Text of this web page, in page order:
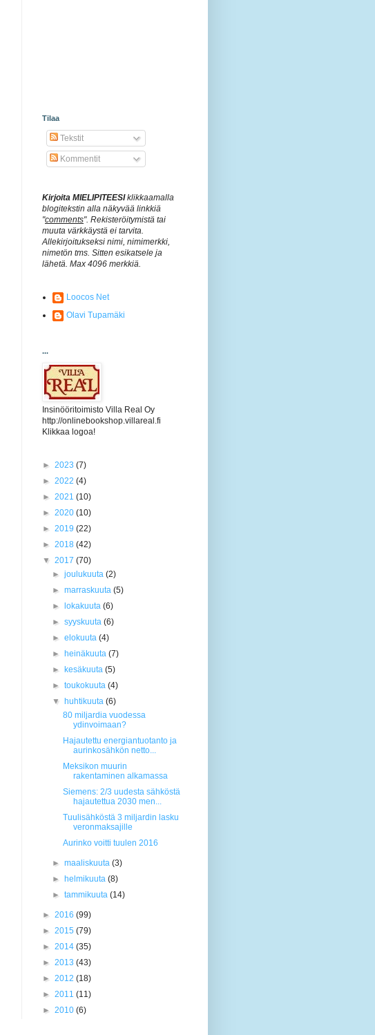
Tilaa
Tekstit
Kommentit
Kirjoita MIELIPITEESIklikkaamalla
blogitekstin alla näkyvää linkkiä
"comments". Rekisteröitymistä tai
muuta värkkäystä ei tarvita.
Allekirjoitukseksi nimi, nimimerkki,
nimetön tms. Sitten esikatsele ja
lähetä. Max 4096 merkkiä.
Loocos Net
Olavi Tupamäki
...
Insinööritoimisto Villa Real Oy
http://onlinebookshop.villareal.fi
Klikkaa logoa!
► 2023 (7)
► 2022 (4)
► 2021 (10)
► 2020 (10)
► 2019 (22)
► 2018 (42)
▼ 2017 (70)
►joulukuuta(2)
►marraskuuta(5)
►
lokakuuta(6)
►syyskuuta(6)
►elokuuta(4)
►
heinäkuuta(7)
►
kesäkuuta(5)
►toukokuuta(4)
▼
huhtikuuta(6)
80 miljardia vuodessa
ydinvoimaan?
Hajautettu energiantuotanto ja
aurinkosähkön netto...
Meksikon muurin
rakentaminen alkamassa
Siemens: 2/3 uudesta sähköstä
hajautettua 2030 men...
Tuulisähköstä 3 miljardin lasku
veronmaksajille
Aurinko voitti tuulen 2016
►maaliskuuta(3)
►
helmikuuta(8)
►tammikuuta(14)
► 2016 (99)
► 2015 (79)
► 2014 (35)
► 2013 (43)
► 2012 (18)
► 2011 (11)
► 2010 (6)